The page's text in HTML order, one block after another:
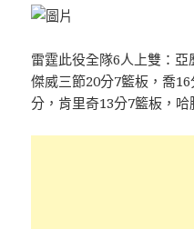
雷霆此役全隊6人上雙：亞
傑威三節20分7籃板，喬
分，肯里奇13分7籃板，哈